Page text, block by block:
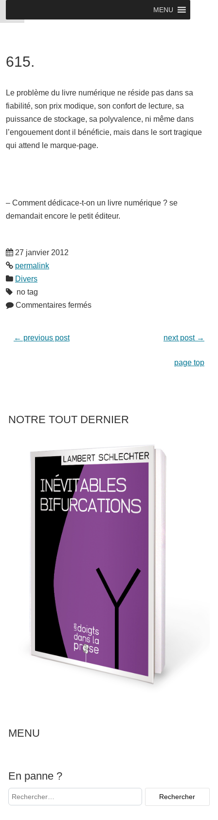
MENU
615.
Le problème du livre numérique ne réside pas dans sa
fiabilité, son prix modique, son confort de lecture, sa
puissance de stockage, sa polyvalence, ni même dans
l’engouement dont il bénéficie, mais dans le sort tragique
qui attend le marque-page.
– Comment dédicace-t-on un livre numérique ? se
demandait encore le petit éditeur.
27 janvier 2012
permalink
Divers
no tag
Commentaires fermés
← previous post next post →
page top
NOTRE TOUT DERNIER
MENU
En panne ?